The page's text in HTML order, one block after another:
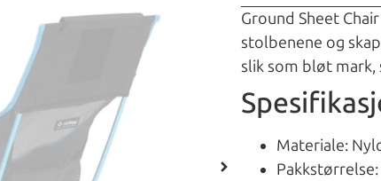
Ground Sheet
stolbenene og
slik som bløt mark,
Materiale: